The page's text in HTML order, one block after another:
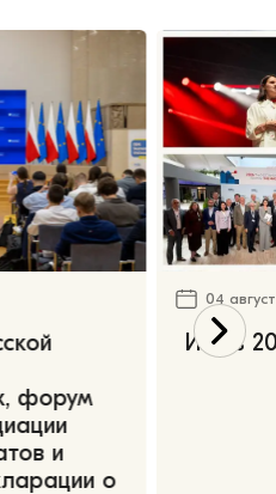
форум
и
о
04
Июль